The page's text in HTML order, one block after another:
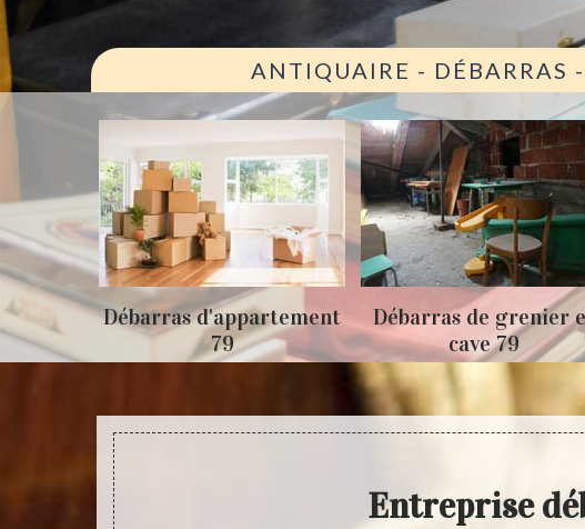
ANTIQUAIRE - DÉBARRAS
79
Débarras d'appartement
79
Débarras de grenier
cave 79
Entreprise